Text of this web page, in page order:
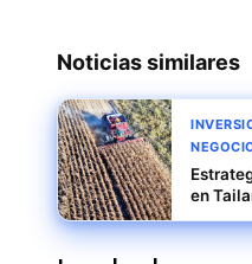
Noticias similares
en
elevar